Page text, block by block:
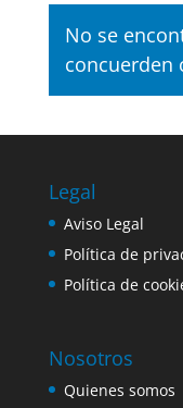
No se
concuerden
Legal
Aviso Legal
Política de
Política de
Nosotros
Quienes somos